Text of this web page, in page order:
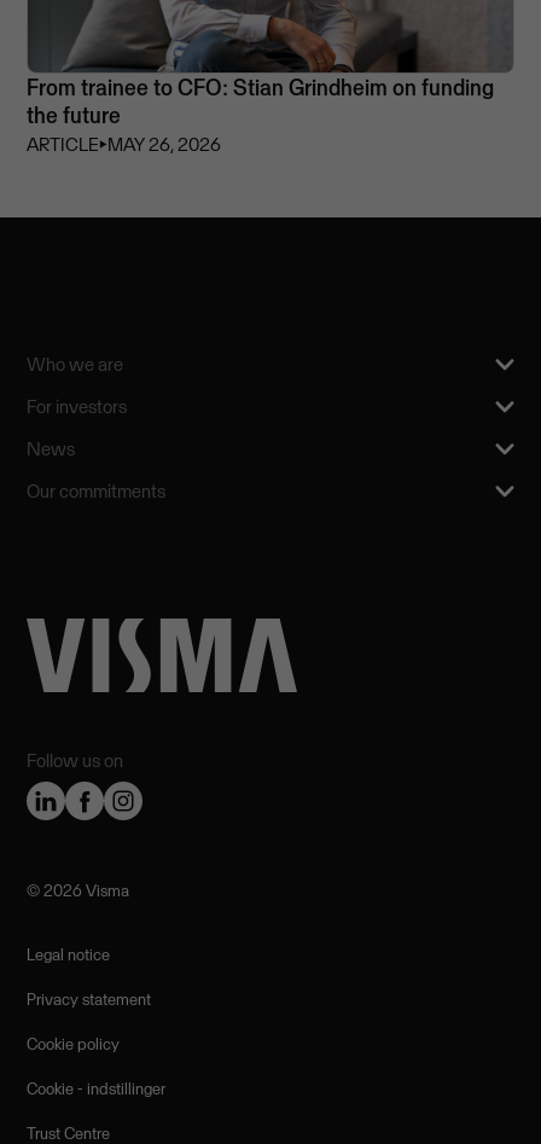
From trainee to CFO: Stian Grindheim on funding
the future
ARTICLE⏵MAY 26, 2026
Follow us on
Who we are
For investors
News
Our commitments
©️ 2026 Visma
Legal notice
Privacy statement
Cookie policy
Cookie - indstillinger
Trust Centre